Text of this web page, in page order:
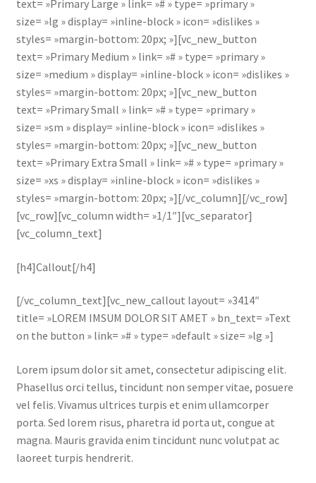
text= »Primary Large » link= »# » type= »primary »
size= »lg » display= »inline-block » icon= »dislikes »
styles= »margin-bottom: 20px; »][vc_new_button
text= »Primary Medium » link= »# » type= »primary »
size= »medium » display= »inline-block » icon= »dislikes »
styles= »margin-bottom: 20px; »][vc_new_button
text= »Primary Small » link= »# » type= »primary »
size= »sm » display= »inline-block » icon= »dislikes »
styles= »margin-bottom: 20px; »][vc_new_button
text= »Primary Extra Small » link= »# » type= »primary »
size= »xs » display= »inline-block » icon= »dislikes »
styles= »margin-bottom: 20px; »][/vc_column][/vc_row]
[vc_row][vc_column width= »1/1″][vc_separator]
[vc_column_text]
[h4]Callout[/h4]
[/vc_column_text][vc_new_callout layout= »3414″
title= »LOREM IMSUM DOLOR SIT AMET » bn_text= »Text
on the button » link= »# » type= »default » size= »lg »]
Lorem ipsum dolor sit amet, consectetur adipiscing elit.
Phasellus orci tellus, tincidunt non semper vitae, posuere
vel felis. Vivamus ultrices turpis et enim ullamcorper
porta. Sed lorem risus, pharetra id porta ut, congue at
magna. Mauris gravida enim tincidunt nunc volutpat ac
laoreet turpis hendrerit.